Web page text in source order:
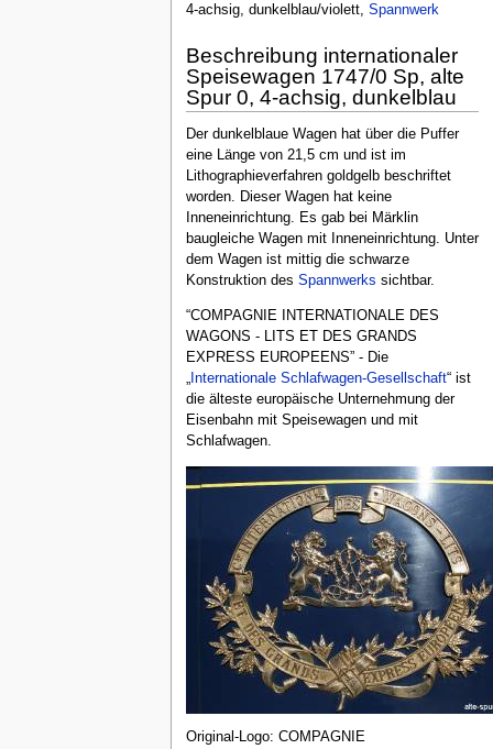
4-achsig, dunkelblau/violett, Spannwerk
Beschreibung internationaler
Speisewagen 1747/0 Sp, alte
Spur 0, 4-achsig, dunkelblau
Der dunkelblaue Wagen hat über die Puffer
eine Länge von 21,5 cm und ist im
Lithographieverfahren goldgelb beschriftet
worden. Dieser Wagen hat keine
Inneneinrichtung. Es gab bei Märklin
baugleiche Wagen mit Inneneinrichtung. Unter
dem Wagen ist mittig die schwarze
Konstruktion des Spannwerks sichtbar.
“COMPAGNIE INTERNATIONALE DES
WAGONS - LITS ET DES GRANDS
EXPRESS EUROPEENS” - Die
„Internationale Schlafwagen-Gesellschaft“ ist
die älteste europäische Unternehmung der
Eisenbahn mit Speisewagen und mit
Schlafwagen.
Original-Logo: COMPAGNIE